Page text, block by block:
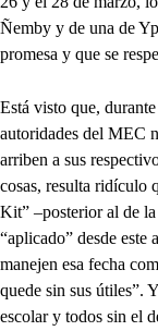
Ñemby y de una de
promesa y que se
Está visto que,
autoridades del MEC
arriben a sus
cosas, resulta ridículo
Kit” –posterior al de
“aplicado” desde
manejen esa fecha
quede sin sus útiles”.
escolar y todos sin el